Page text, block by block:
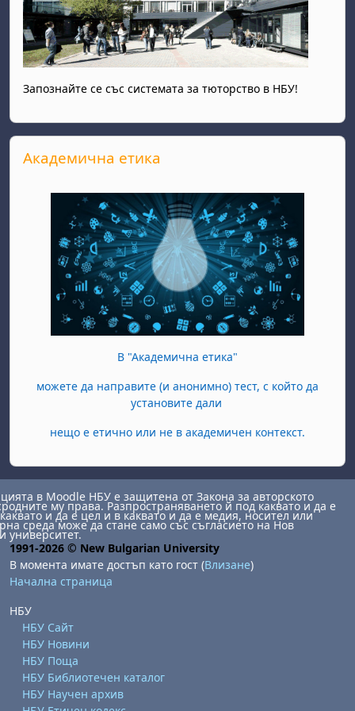
Запознайте се със системата за тюторство в НБУ!
Прескочи Академична етика
Академична етика
В "Академична етика"
можете да направите (и анонимно) тест, с който да
установите дали
нещо е етично или не в академичен контекст.
в Moodle НБУ е защитена от Закона за авторското
му права. Разпространяването й под каквато и да е
и да е цел и в каквато и да е медия, носител или
среда може да стане само със съгласието на Нов
университет.
1991-2026 © New Bulgarian University
В момента имате достъп като гост (Влизане)
Начална страница
НБУ
НБУ Сайт
НБУ Новини
НБУ Поща
НБУ Библиотечен каталог
НБУ Научен архив